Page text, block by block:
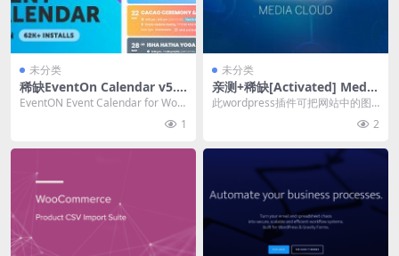
未分类
稀缺EventOn Calendar v5.0.
6 (基础插件)活动日历插件下
EventON Event Calendar for Wor
1
未分类
亲测+稀缺[Activated] Media
Cloud (Premium) v4.6.4 W
ordPress第三方云储存集成到
此wordpress插件可把网站中的图
2